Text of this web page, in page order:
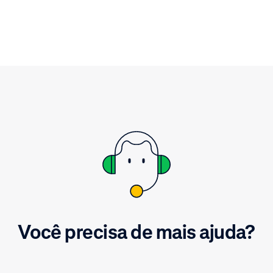
Você precisa de mais ajuda?